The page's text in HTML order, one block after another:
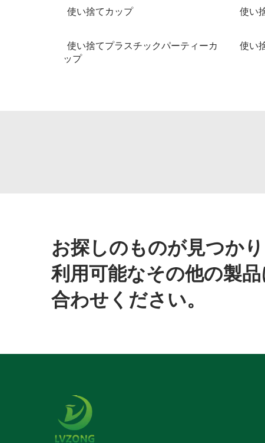
使い捨てカップ 使い
使い捨てプラスチックパーティーカ
ップ
使い
お探しのものが見つか
利用可能なその他の製
合わせください。